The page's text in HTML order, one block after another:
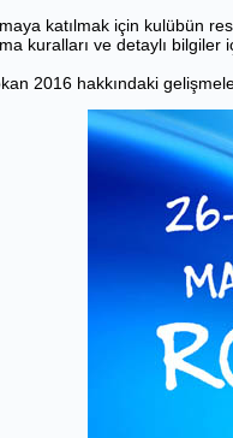
katılmak için kulübün
kuralları ve detaylı
2016 hakkındaki